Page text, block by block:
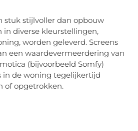
stuk stijlvoller dan opbouw
in diverse kleurstellingen,
worden geleverd. Screens
een waardevermeerdering van
(bijvoorbeeld Somfy)
in de woning tegelijkertijd
of opgetrokken.